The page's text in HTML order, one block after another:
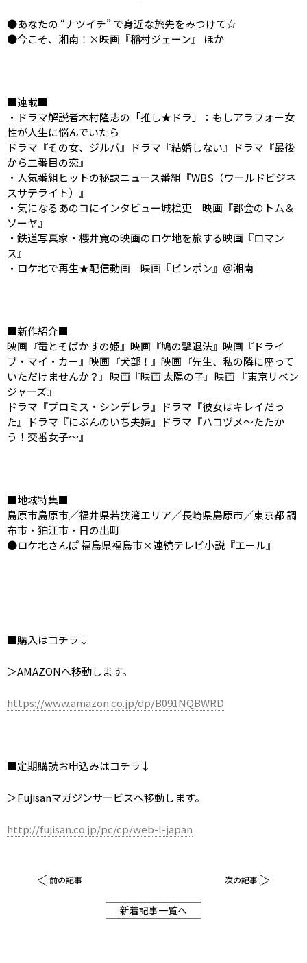
●あなたの “ナツイチ” で身近な旅先をみつけて☆
●今こそ、湘南！×映画『稲村ジェーン』 ほか
■連載■
・ドラマ解説者木村隆志の「推し★ドラ」：もしアラフォー女
性が人生に悩んでいたら
ドラマ『その女、ジルバ』ドラマ『結婚しない』ドラマ『最後
から二番目の恋』
・人気番組ヒットの秘訣ニュース番組『WBS（ワールドビジネ
スサテライト）』
・気になるあのコにインタビュー城桧吏 映画『都会のトム＆
ソーヤ』
・鉄道写真家・櫻井寛の映画のロケ地を旅する映画『ロマン
ス』
・ロケ地で再生★配信動画 映画『ピンポン』＠湘南
■新作紹介■
映画『竜とそばかすの姫』映画『鳩の撃退法』映画『ドライ
ブ・マイ・カー』映画『犬部！』映画『先生、私の隣に座って
いただけませんか？』映画『映画 太陽の子』映画 『東京リベン
ジャーズ』
ドラマ『プロミス・シンデレラ』ドラマ『彼女はキレイだっ
た』ドラマ『にぶんのいち夫婦』ドラマ『ハコヅメ～たたか
う！交番女子～』
■地域特集■
島原市島原市／福井県若狭湾エリア／長崎県島原市／東京都 調
布市・狛江市・日の出町
●ロケ地さんぽ 福島県福島市×連続テレビ小説『エール』
■購入はコチラ↓
＞AMAZONへ移動します。
https://www.amazon.co.jp/dp/B091NQBWRD
■定期購読お申込みはコチラ↓
＞Fujisanマガジンサービスへ移動します。
http://fujisan.co.jp/pc/cp/web-l-japan
前の記事 次の記事
新着記事一覧へ